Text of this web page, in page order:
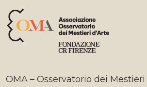
OMA – Osservatorio dei Mestieri